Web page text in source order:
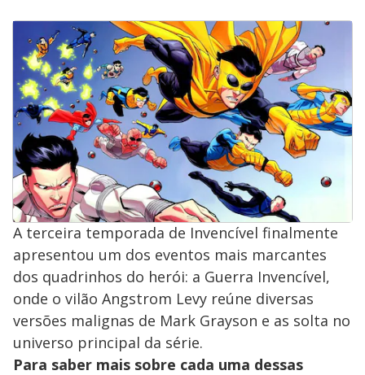
A terceira temporada de Invencível finalmente
apresentou um dos eventos mais marcantes
dos quadrinhos do herói: a Guerra Invencível,
onde o vilão Angstrom Levy reúne diversas
versões malignas de Mark Grayson e as solta no
universo principal da série.
Para saber mais sobre cada uma dessas